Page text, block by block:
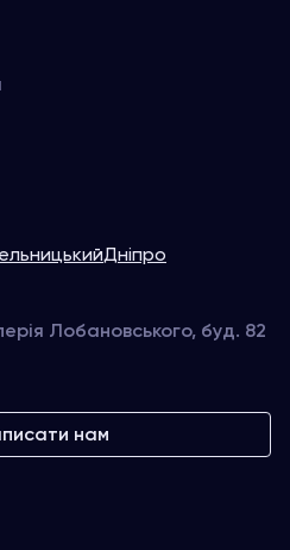
Дніпро
Лобановського, буд. 82
нам